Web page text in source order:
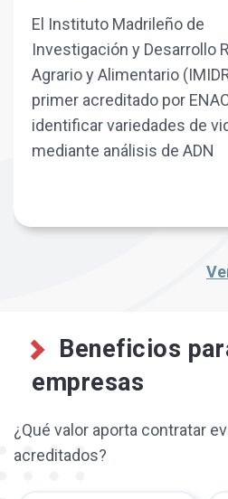
El Instituto Madrileño de
Investigación y Desarrollo
Agrario y Alimentario
primer acreditado por
identificar variedades de
mediante análisis de ADN
Beneficios
empresas
¿Qué valor aporta contratar
acreditados?